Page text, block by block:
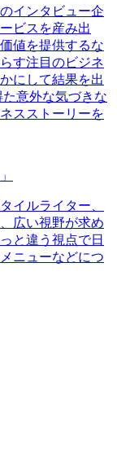
インタビュー企
ビスを産み出
値を提供するな
す注目のビジネ
にして結果を出
意外な気づきな
スストーリーを
イルライター、
広い視野が求め
と違う視点で日
ニューなどにつ